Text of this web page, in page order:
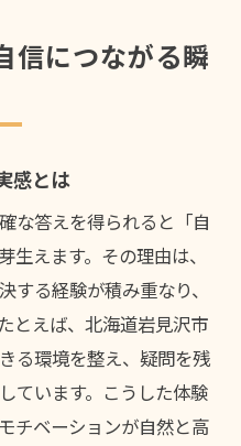
信につながる瞬
感とは
な答えを得られると「自
えます。その理由は、
する経験が積み重なり、
とえば、北海道岩見沢市
る環境を整え、疑問を残
ています。こうした体験
チベーションが自然と高